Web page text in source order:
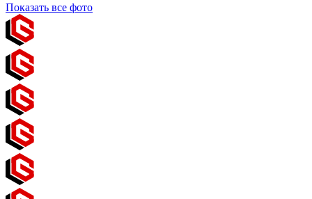
Показать все фото